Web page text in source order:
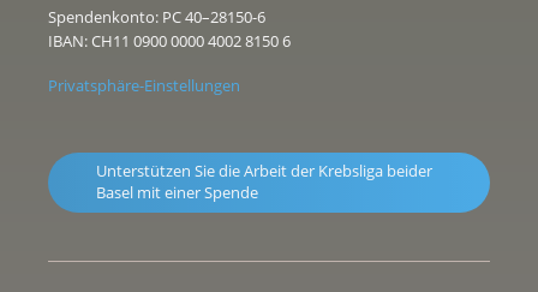
Spendenkonto: PC 40–28150-6
IBAN: CH11 0900 0000 4002 8150 6
Privatsphäre-Einstellungen
Unterstützen Sie die Arbeit der Krebsliga beider
Basel mit einer Spende